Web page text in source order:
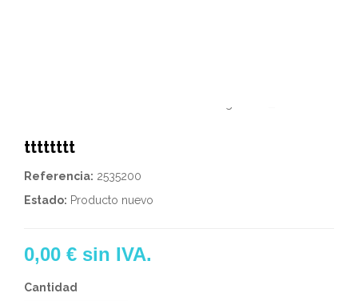
tttttttt
Referencia: 2535200
Estado: Producto nuevo
0,00 € sin IVA.
Cantidad